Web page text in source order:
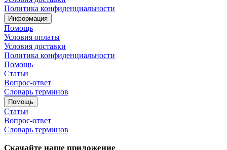
Политика конфиденциальности
Информация
Помощь
Условия оплаты
Условия доставки
Политика конфиденциальности
Помощь
Статьи
Вопрос-ответ
Словарь терминов
Помощь
Статьи
Вопрос-ответ
Словарь терминов
Скачайте наше приложение